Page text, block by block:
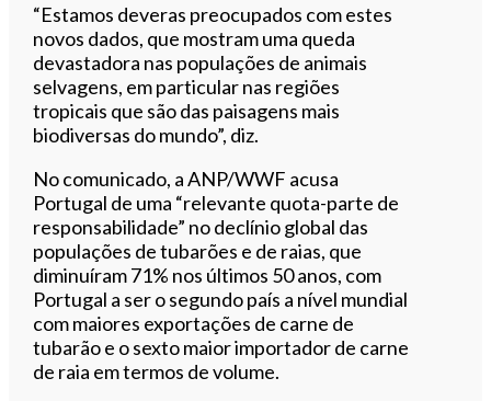
“Estamos deveras preocupados com estes
novos dados, que mostram uma queda
devastadora nas populações de animais
selvagens, em particular nas regiões
tropicais que são das paisagens mais
biodiversas do mundo”, diz.
No comunicado, a ANP/WWF acusa
Portugal de uma “relevante quota-parte de
responsabilidade” no declínio global das
populações de tubarões e de raias, que
diminuíram 71% nos últimos 50 anos, com
Portugal a ser o segundo país a nível mundial
com maiores exportações de carne de
tubarão e o sexto maior importador de carne
de raia em termos de volume.